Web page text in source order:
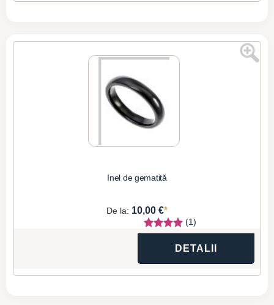
Inel de gematită
De la: 10,00 €*
(1)
DETALII